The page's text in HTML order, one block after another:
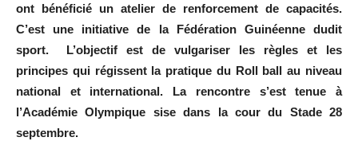
ont bénéficié un atelier de renforcement de capacités.
C’est une initiative de la Fédération Guinéenne dudit
sport. L’objectif est de vulgariser les règles et les
principes qui régissent la pratique du Roll ball au niveau
national et international. La rencontre s’est tenue à
l’Académie Olympique sise dans la cour du Stade 28
septembre.